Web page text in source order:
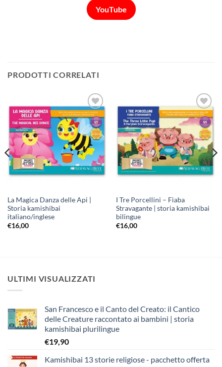
YouTube
PRODOTTI CORRELATI
Aggiungi
alla lista
dei
desideri
La Magica Danza delle Api |
Storia kamishibai
italiano/inglese
€16,00
Aggiungi
alla lista
dei
desideri
I Tre Porcellini – Fiaba
Stravagante | storia kamishibai
bilingue
€16,00
ULTIMI VISUALIZZATI
San Francesco e il Canto del Creato: il Cantico
delle Creature raccontato ai bambini | storia
kamishibai plurilingue
€19,90
Kamishibai 13 storie religiose - pacchetto offerta